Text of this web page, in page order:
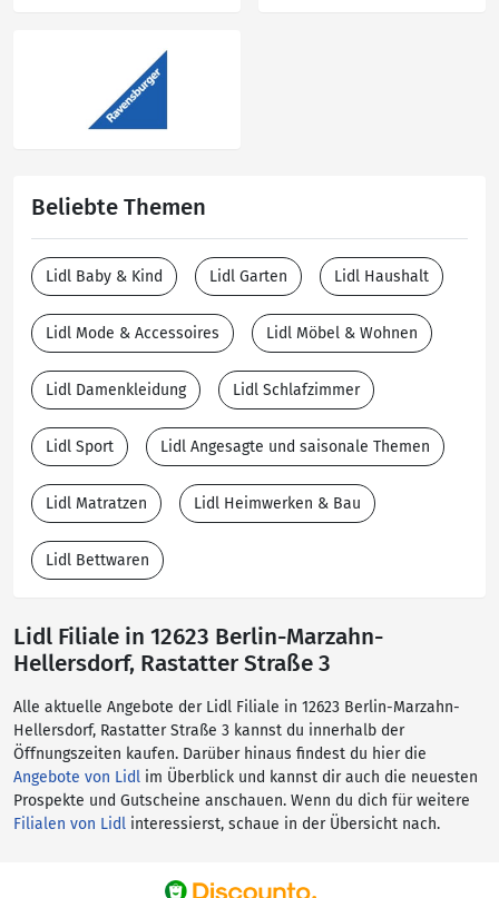
Beliebte Themen
Lidl Baby & Kind Lidl Garten Lidl Haushalt
Lidl Mode & Accessoires Lidl Möbel & Wohnen
Lidl Damenkleidung Lidl Schlafzimmer
Lidl Sport Lidl Angesagte und saisonale Themen
Lidl Matratzen Lidl Heimwerken & Bau
Lidl Bettwaren
Lidl Filiale in 12623 Berlin-Marzahn-
Hellersdorf, Rastatter Straße 3
Alle aktuelle Angebote der Lidl Filiale in 12623 Berlin-Marzahn-
Hellersdorf, Rastatter Straße 3 kannst du innerhalb der
Öffnungszeiten kaufen. Darüber hinaus findest du hier die
Angebote von Lidl im Überblick und kannst dir auch die neuesten
Prospekte und Gutscheine anschauen. Wenn du dich für weitere
Filialen von Lidl interessierst, schaue in der Übersicht nach.